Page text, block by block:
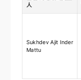
人
Sukhdev Ajit Inder
Mattu